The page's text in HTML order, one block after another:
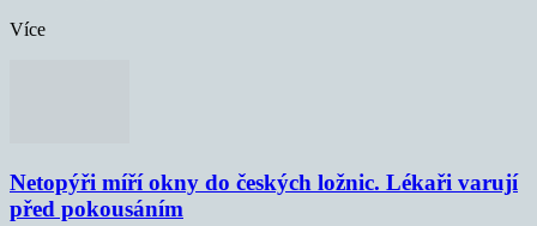
Více
Netopýři míří okny do českých ložnic. Lékaři varují
před pokousáním